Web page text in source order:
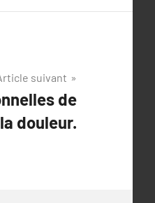
suivant
de
douleur.